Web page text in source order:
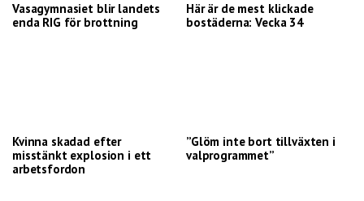
Vasagymnasiet blir landets
enda RIG för brottning
Här är de mest klickade
bostäderna: Vecka 34
Kvinna skadad efter
misstänkt explosion i ett
arbetsfordon
”Glöm inte bort tillväxten i
valprogrammet”